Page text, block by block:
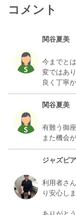
コメント
関谷夏美
今までと
変ではあ
関谷夏美
有難う御
ジャズピ
利用者さ
り安心し